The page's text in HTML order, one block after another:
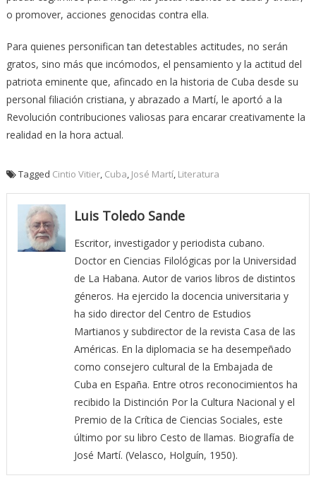
o promover, acciones genocidas contra ella.
Para quienes personifican tan detestables actitudes, no serán
gratos, sino más que incómodos, el pensamiento y la actitud del
patriota eminente que, afincado en la historia de Cuba desde su
personal filiación cristiana, y abrazado a Martí, le aportó a la
Revolución contribuciones valiosas para encarar creativamente la
realidad en la hora actual.
Tagged Cintio Vitier, Cuba José Martí, Literatura
Luis Toledo Sande
Escritor, investigador y periodista cubano.
Doctor en Ciencias Filológicas por la Universidad
de La Habana. Autor de varios libros de distintos
géneros. Ha ejercido la docencia universitaria y
ha sido director del Centro de Estudios
Martianos y subdirector de la revista Casa de las
Américas. En la diplomacia se ha desempeñado
como consejero cultural de la Embajada de
Cuba en España. Entre otros reconocimientos ha
recibido la Distinción Por la Cultura Nacional y el
Premio de la Crítica de Ciencias Sociales, este
último por su libro Cesto de llamas. Biografía de
José Martí. (Velasco, Holguín, 1950).